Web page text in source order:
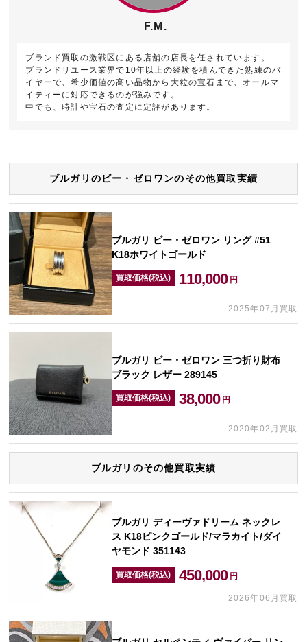
F.M.
ブランド買取の激戦区にある店舗の店長を任されています。
ブランドリユース業界で10年以上の経験を積んできた熟練のバ
イヤーで、希少価値の高い品物から大粒の宝石まで、オールマ
イティーに対応できるのが強みです。
中でも、時計や宝石の査定に定評があります。
ブルガリのビー・ゼロワンのその他買取実績
ブルガリ ビー・ゼロワン リング #51
K18ホワイトゴールド
買取価格(税込) 110,000 円
2025年07月買取
ブルガリ ビー・ゼロワン 三つ折り財布
ブラック レザー 289145
買取価格(税込) 38,000 円
2020年02月買取
ブルガリのその他買取実績
ブルガリ ディーヴァドリーム ネックレ
ス K18ピンクゴールド/マラカイト/ダイ
ヤモンド 351143
買取価格(税込) 450,000 円
2026年06月買取